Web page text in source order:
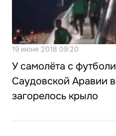
19 июня 2018 09:20
У самолёта с
Саудовской Аравии
загорелось крыло